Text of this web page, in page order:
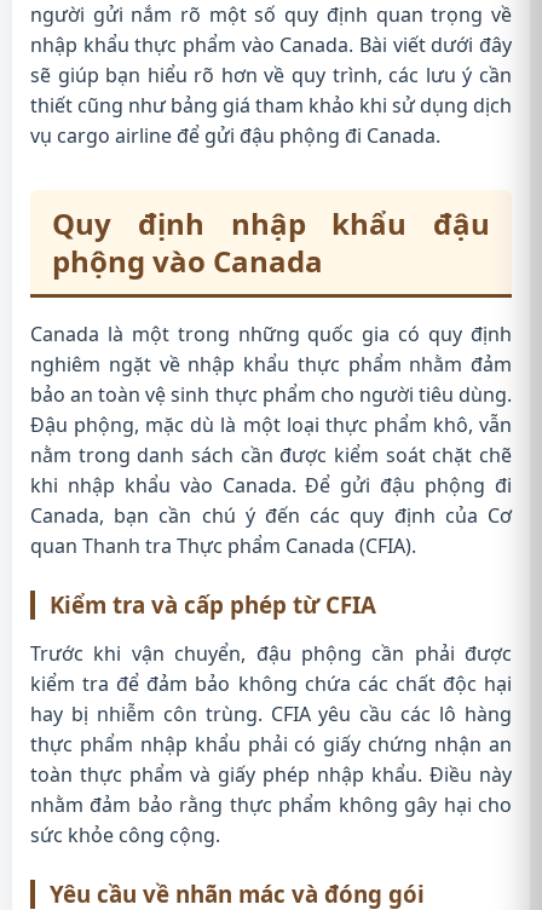
người gửi nắm rõ một số quy định quan trọng về
nhập khẩu thực phẩm vào Canada. Bài viết dưới đây
sẽ giúp bạn hiểu rõ hơn về quy trình, các lưu ý cần
thiết cũng như bảng giá tham khảo khi sử dụng dịch
vụ cargo airline để gửi đậu phộng đi Canada.
Quy định nhập khẩu đậu
phộng vào Canada
Canada là một trong những quốc gia có quy định
nghiêm ngặt về nhập khẩu thực phẩm nhằm đảm
bảo an toàn vệ sinh thực phẩm cho người tiêu dùng.
Đậu phộng, mặc dù là một loại thực phẩm khô, vẫn
nằm trong danh sách cần được kiểm soát chặt chẽ
khi nhập khẩu vào Canada. Để gửi đậu phộng đi
Canada, bạn cần chú ý đến các quy định của Cơ
quan Thanh tra Thực phẩm Canada (CFIA).
Kiểm tra và cấp phép từ CFIA
Trước khi vận chuyển, đậu phộng cần phải được
kiểm tra để đảm bảo không chứa các chất độc hại
hay bị nhiễm côn trùng. CFIA yêu cầu các lô hàng
thực phẩm nhập khẩu phải có giấy chứng nhận an
toàn thực phẩm và giấy phép nhập khẩu. Điều này
nhằm đảm bảo rằng thực phẩm không gây hại cho
sức khỏe công cộng.
Yêu cầu về nhãn mác và đóng gói